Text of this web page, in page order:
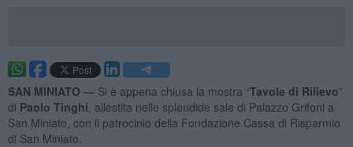
SAN MINIATO — Si è appena chiusa la mostra “Tavole di Rilievo”
di Paolo Tinghi , allestita nelle splendide sale di Palazzo Grifoni a
San Miniato, con il patrocinio della Fondazione Cassa di Risparmio
di San Miniato.